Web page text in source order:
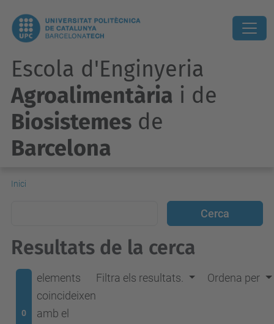
Escola d'Enginyeria
Agroalimentària i de
Biosistemes de
Barcelona
Inici
Resultats de la cerca
0
elements
coincideixen
amb el
Filtra els resultats. Ordena per